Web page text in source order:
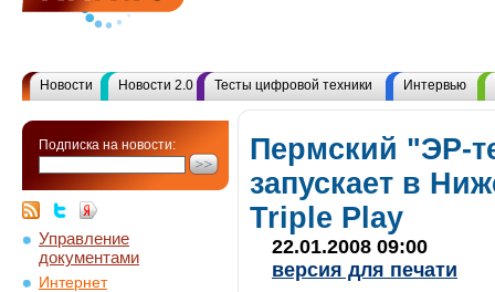
Новости Новости 2.0 Тесты цифровой техники Интервью
Подписка на новости:
Управление
документами
Интернет
Пермский "ЭР-
запускает в
Triple Play
22.01.2008 09:00
версия для печати